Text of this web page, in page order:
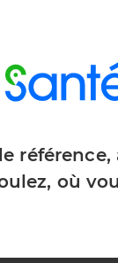
référence,
où